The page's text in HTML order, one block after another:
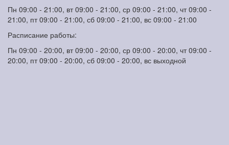
Пн 09:00 - 21:00, вт 09:00 - 21:00, ср 09:00 - 21:00, чт 09:00 -
21:00, пт 09:00 - 21:00, сб 09:00 - 21:00, вс 09:00 - 21:00
Расписание работы:
Пн 09:00 - 20:00, вт 09:00 - 20:00, ср 09:00 - 20:00, чт 09:00 -
20:00, пт 09:00 - 20:00, сб 09:00 - 20:00, вс выходной